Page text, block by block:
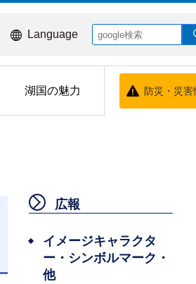
Language
湖国の魅力 防災・災害
広報
イメージキャラクタ
ー・シンボルマーク・
他